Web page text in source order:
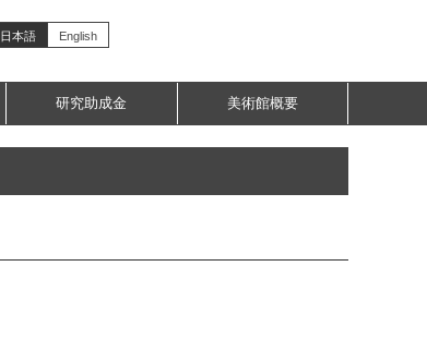
日本語 English
研究助成金 美術館概要